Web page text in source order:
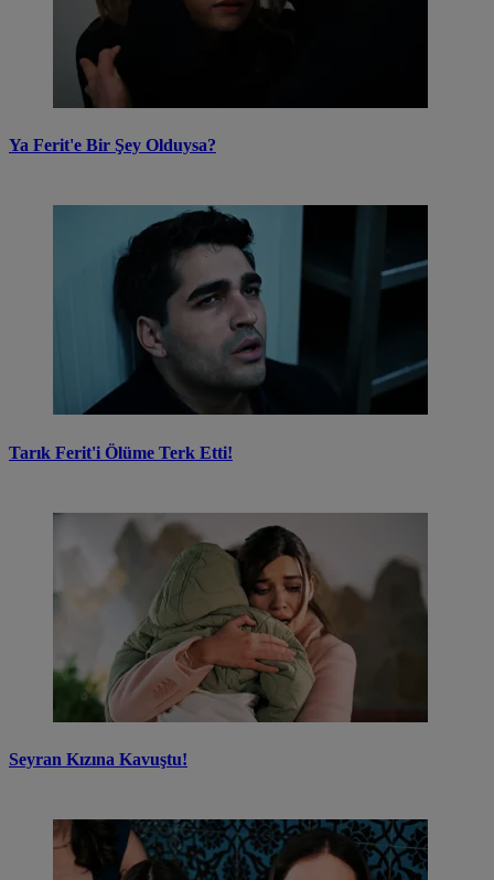
Ya Ferit'e Bir Şey Olduysa?
Tarık Ferit'i Ölüme Terk Etti!
Seyran Kızına Kavuştu!